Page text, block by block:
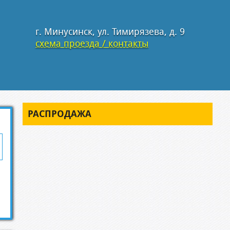
г. Минусинск, ул. Тимирязева, д. 9
схема проезда / контакты
РАСПРОДАЖА